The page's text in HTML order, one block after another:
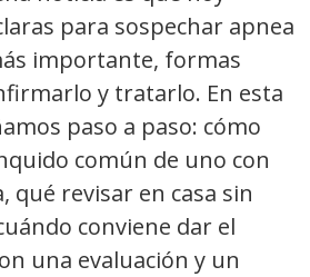
para sospechar apnea
importante, formas
y tratarlo. En esta
paso a paso: cómo
común de uno con
qué revisar en casa sin
conviene dar el
una evaluación y un